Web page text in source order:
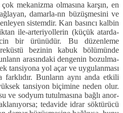
mekanizma olmasına karşın, en
damarla-nn büzüşmesini ve
sistemdir. Kan ba­sıncı kalbin
ile-arteriyollerin (küçük atarda­
bir ürü­nüdür. Bu düzenleme
bezinin kabuk bö­lümünde
arasındaki dengenin bozulma­
tansi­yona yol açar ve uygulanması
Bunla­rın aynı anda etkili
tansiyon biçimine ne­den olur.
ve sodyum tutulmasına bağlı anor­
tedavide idrar söktürücü